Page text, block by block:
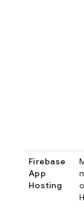
Firebase
App
Hosting